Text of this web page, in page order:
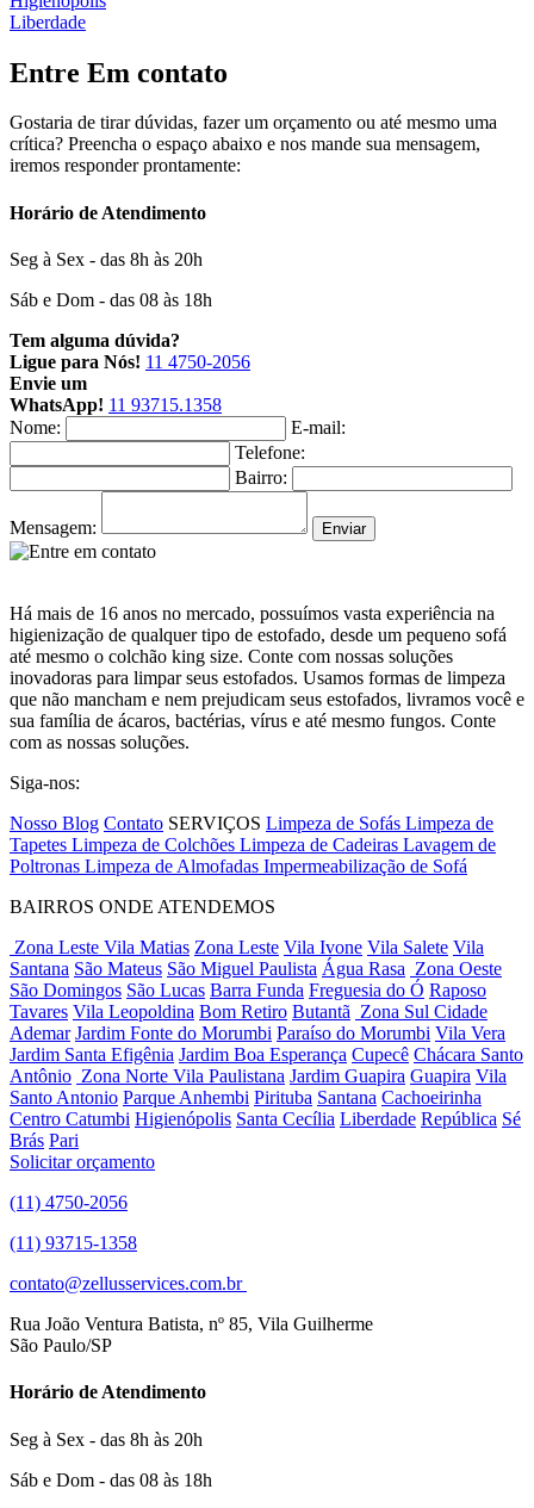
Liberdade
Entre Em contato
Gostaria de tirar dúvidas, fazer um orçamento ou até mesmo uma
crítica? Preencha o espaço abaixo e nos mande sua mensagem,
iremos responder prontamente:
Horário de Atendimento
Seg à Sex - das 8h às 20h
Sáb e Dom - das 08 às 18h
Tem alguma dúvida?
Ligue para Nós! 11 4750-2056
Envie um
WhatsApp! 11 93715.1358
Nome:
E-mail:
Telefone:
Bairro:
Mensagem: Enviar
Há mais de 16 anos no mercado, possuímos vasta experiência na
higienização de qualquer tipo de estofado, desde um pequeno sofá
até mesmo o colchão king size. Conte com nossas soluções
inovadoras para limpar seus estofados. Usamos formas de limpeza
que não mancham e nem prejudicam seus estofados, livramos você e
sua família de ácaros, bactérias, vírus e até mesmo fungos. Conte
com as nossas soluções.
Siga-nos:
Nosso Blog Contato SERVIÇOS Limpeza de Sofás Limpeza de
Tapetes Limpeza de Colchões Limpeza de Cadeiras Lavagem de
Poltronas Limpeza de Almofadas Impermeabilização de Sofá
BAIRROS ONDE ATENDEMOS
Zona Leste Vila Matias Zona Leste Vila Ivone Vila Salete Vila
Santana São Mateus São Miguel Paulista Água Rasa Zona Oeste
São Domingos São Lucas Barra Funda Freguesia do Ó Raposo
Tavares Vila Leopoldina Bom Retiro Butantã Zona Sul Cidade
Ademar Jardim Fonte do Morumbi Paraíso do Morumbi Vila Vera
Jardim Santa Efigênia Jardim Boa Esperança Cupecê Chácara Santo
Antônio Zona Norte Vila Paulistana Jardim Guapira Guapira Vila
Santo Antonio Parque Anhembi Pirituba Santana Cachoeirinha
Centro Catumbi Higienópolis Santa Cecília Liberdade República Sé
Brás Pari
Solicitar orçamento
(11) 4750-2056
(11) 93715-1358
contato@zellusservices.com.br
Rua João Ventura Batista, nº 85, Vila Guilherme
São Paulo/SP
Horário de Atendimento
Seg à Sex - das 8h às 20h
Sáb e Dom - das 08 às 18h